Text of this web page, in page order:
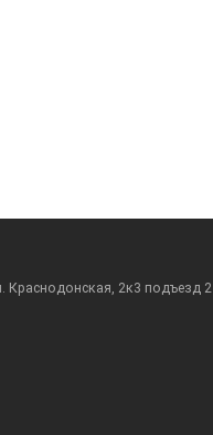
Краснодонская, 2к3 подъезд 2